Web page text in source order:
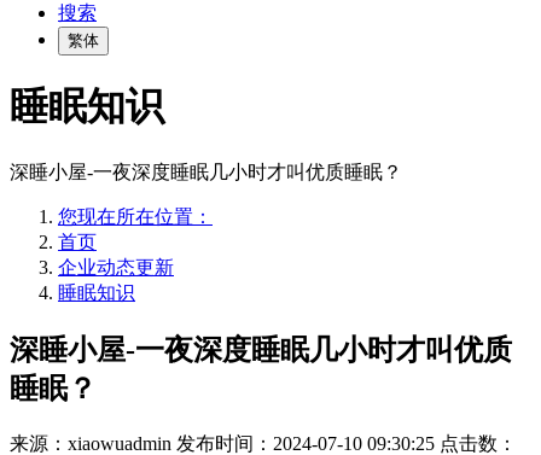
搜索
繁体
睡眠知识
深睡小屋-一夜深度睡眠几小时才叫优质睡眠？
您现在所在位置：
首页
企业动态更新
睡眠知识
深睡小屋-一夜深度睡眠几小时才叫优质
睡眠？
来源：xiaowuadmin 发布时间：2024-07-10 09:30:25 点击数：